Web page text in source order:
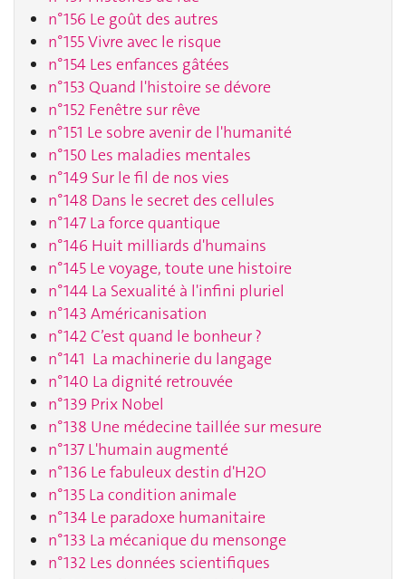
n°156 Le goût des autres
n°155 Vivre avec le risque
n°154 Les enfances gâtées
n°153 Quand l'histoire se dévore
n°152 Fenêtre sur rêve
n°151 Le sobre avenir de l'humanité
n°150 Les maladies mentales
n°149 Sur le fil de nos vies
n°148 Dans le secret des cellules
n°147 La force quantique
n°146 Huit milliards d'humains
n°145 Le voyage, toute une histoire
n°144 La Sexualité à l'infini pluriel
n°143 Américanisation
n°142 C’est quand le bonheur ?
n°141 La machinerie du langage
n°140 La dignité retrouvée
n°139 Prix Nobel
n°138 Une médecine taillée sur mesure
n°137 L'humain augmenté
n°136 Le fabuleux destin d'H2O
n°135 La condition animale
n°134 Le paradoxe humanitaire
n°133 La mécanique du mensonge
n°132 Les données scientifiques